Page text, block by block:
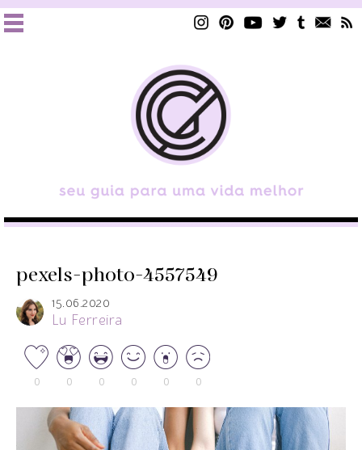
pexels-photo-4557549
15.06.2020
Lu Ferreira
0 0 0 0 0 0